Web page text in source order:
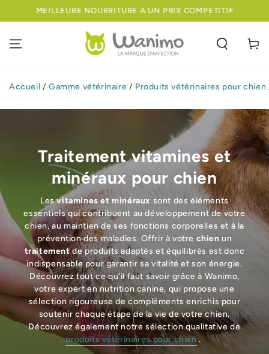
IGNORER LE
MEILLEURE NOURRITURE A UN PRIX COMPETITIF
Panier
Accueil / Gamme vétérinaire / Produits vétérinaires pour chien
Traitement vitamines et
minéraux pour chien
Lesvitamines et minéraux sont des éléments
essentiels qui contribuent au développement de votre
chien, au maintien de ses fonctions corporelles et à la
prévention des maladies. Offrir à votre chien un
traitementde produits adaptés et équilibrés est donc
indispensable pour garantir sa vitalité et son énergie.
Découvrez tout ce qu'il faut savoir grâce à Wanimo,
votre expert en nutrition canine, qui propose une
sélection rigoureuse de compléments enrichis pour
soutenir chaque étape de la vie de votre chien.
Découvrez également notre sélection qualitative de
produits vétérinaires pour chien .